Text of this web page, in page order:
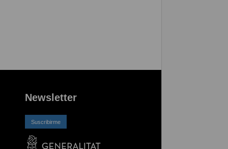
Newsletter
Suscribirme